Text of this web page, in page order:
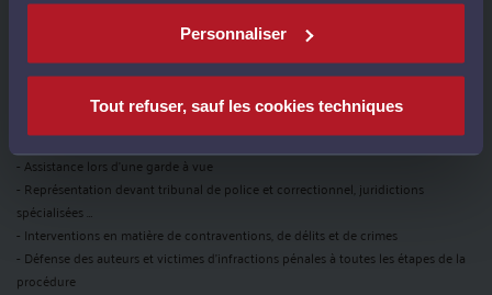
Personnaliser
Tout refuser, sauf les cookies techniques
- Assistance dans les contentieux et recouvrement URSSAF / RSI
- Prévention des risques professionnels, établissement des documents (DUER,…),
procédures afférentes aux accidents du travail ou maladies professionnelles
DROIT PÉNAL GÉNÉRAL
Droit pénal
- Assistance lors d'une garde à vue
- Représentation devant tribunal de police et correctionnel, juridictions
spécialisées …
- Interventions en matière de contraventions, de délits et de crimes
- Défense des auteurs et victimes d'infractions pénales à toutes les étapes de la
procédure